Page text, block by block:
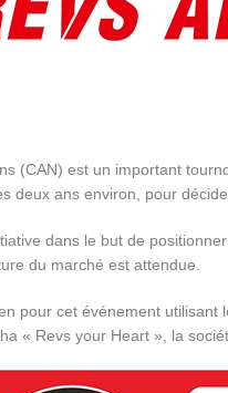
(CAN) est un important
deux ans environ, pour
dans le but de
du marché est attendue.
pour cet événement
« Revs your Heart », la